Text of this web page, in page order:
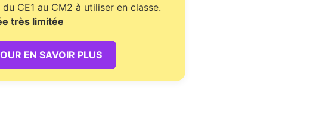
CE1 au CM2 à utiliser en classe.
très limitée
EN SAVOIR PLUS